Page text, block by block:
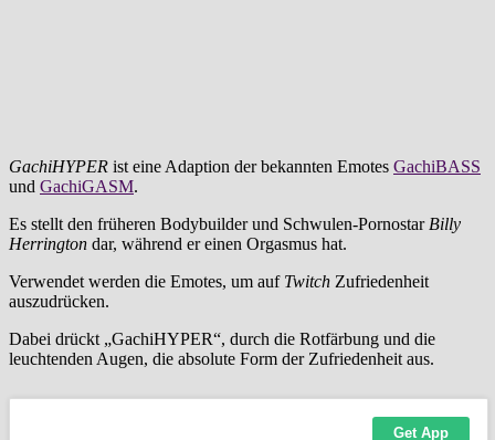
GachiHYPER ist eine Adaption der bekannten Emotes GachiBASS
und GachiGASM.
Es stellt den früheren Bodybuilder und Schwulen-Pornostar Billy
Herrington dar, während er einen Orgasmus hat.
Verwendet werden die Emotes, um auf Twitch Zufriedenheit
auszudrücken.
Dabei drückt „GachiHYPER“, durch die Rotfärbung und die
leuchtenden Augen, die absolute Form der Zufriedenheit aus.